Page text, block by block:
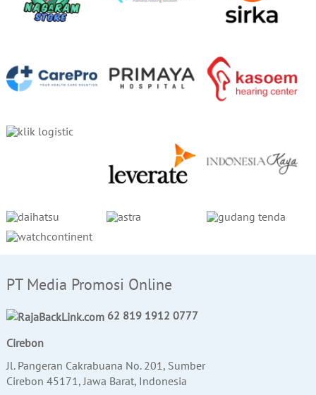
PT Media Promosi Online
62 819 1912 0777
Cirebon
Jl. Pangeran Cakrabuana No. 201, Sumber
Cirebon 45171, Jawa Barat, Indonesia